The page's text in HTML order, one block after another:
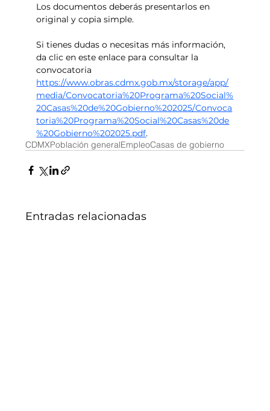
Los documentos deberás presentarlos en
original y copia simple.
Si tienes dudas o necesitas más información,
da clic en este enlace para consultar la
convocatoria
https://www.obras.cdmx.gob.mx/storage/app/
media/Convocatoria%20Programa%20Social%
20Casas%20de%20Gobierno%202025/Convoca
toria%20Programa%20Social%20Casas%20de
%20Gobierno%202025.pdf.
CDMXPoblación generalEmpleoCasas de gobierno
Entradas relacionadas